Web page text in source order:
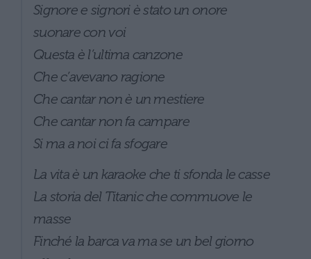
Signore e signori è stato un onore
suonare con voi
Questa è l’ultima canzone
Che c’avevano ragione
Che cantar non è un mestiere
Che cantar non fa campare
Si ma a noi ci fa sfogare
La vita è un karaoke che ti sfonda le casse
La storia del Titanic che commuove le
masse
Finché la barca va ma se un bel giorno